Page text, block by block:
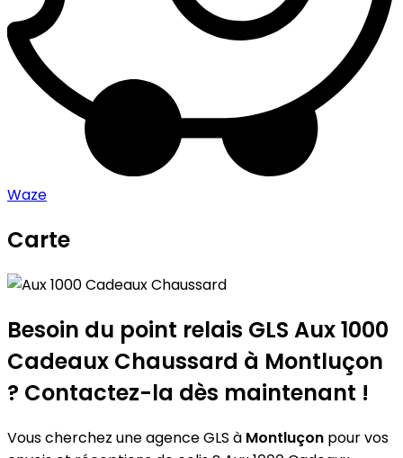
Waze
Carte
Aux 1000 Cadeaux Chaussard
+
−
Besoin du point relais GLS Aux 1000
Cadeaux Chaussard à Montluçon
? Contactez-la dès maintenant !
Vous cherchez une agence GLS à Montluçon pour vos